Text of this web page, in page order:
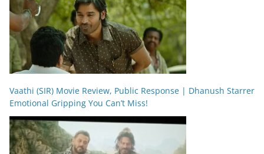
Vaathi (SIR) Movie Review, Public Response | Dhanush Starrer
Emotional Gripping You Can’t Miss!